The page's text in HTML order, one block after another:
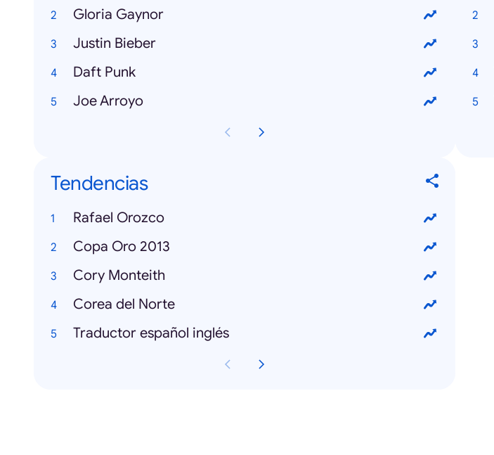
Gloria Gaynor
Justin Bieber
Daft Punk
Joe Arroyo
Tendencias
Rafael Orozco
Copa Oro 2013
Cory Monteith
Corea del Norte
Traductor español inglés